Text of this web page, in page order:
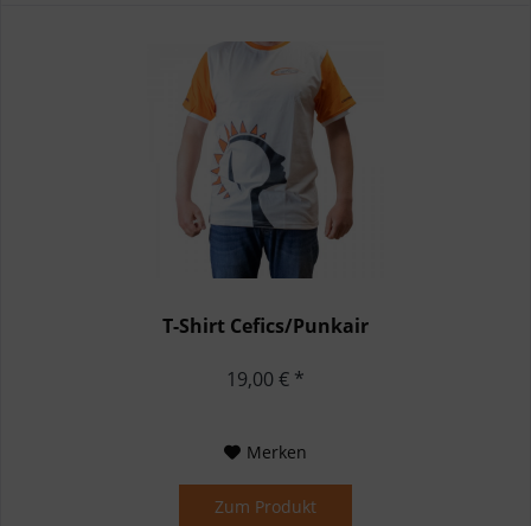
T-Shirt Cefics/Punkair
19,00 € *
Merken
Zum Produkt